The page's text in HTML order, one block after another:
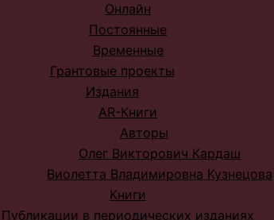
Онлайн
Постоянные
Временные
Грантовые проекты
Издания
AR-Книги
Авторы
Олег Викторович Кардаш
Виолетта Владимировна Кузнецова
Книги
Публикации в периодических изданиях